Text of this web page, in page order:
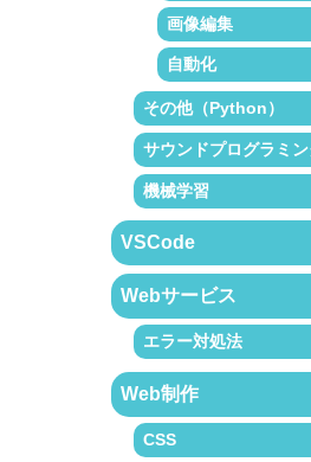
画像編集
自動化
その他（Python）
サウンドプログラミ
機械学習
VSCode
Webサービス
エラー対処法
Web制作
CSS